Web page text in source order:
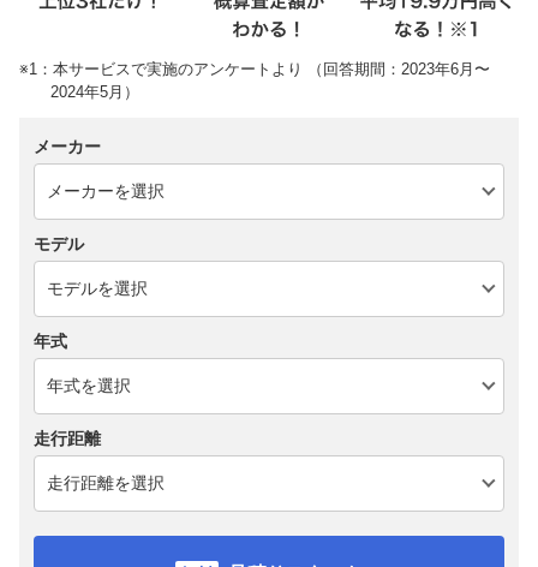
※1：本サービスで実施のアンケートより （回答期間：2023年6月〜
2024年5月）
メーカー
モデル
年式
走行距離